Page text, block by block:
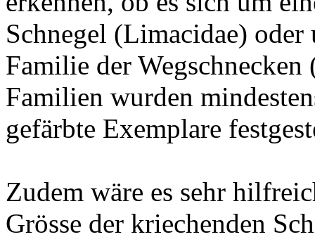
Schnegel (Limacidae) oder
Familie der
Familien wurden
gefärbte Exemplare
Zudem wäre es sehr
Grösse der kriechenden